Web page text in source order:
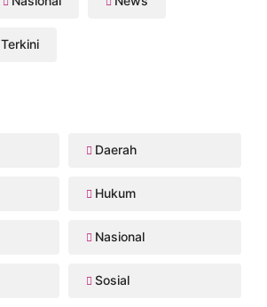
Terkini
Daerah
Hukum
Nasional
Sosial